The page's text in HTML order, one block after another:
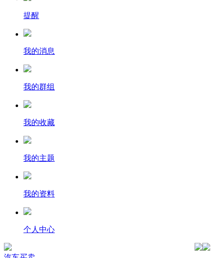
提醒
我的消息
我的群组
我的收藏
我的主题
我的资料
个人中心